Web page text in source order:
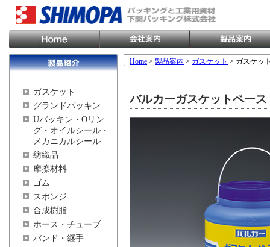
ガスケット
グランドパッキン
Uパッキン・Oリン
グ・オイルシール・
メカニカルシール
紡織品
摩擦材料
ゴム
スポンジ
合成樹脂
ホース・チューブ
バンド・継手
Home > 製品案内 > ガスケット > ガスケッ
バルカーガスケットペース